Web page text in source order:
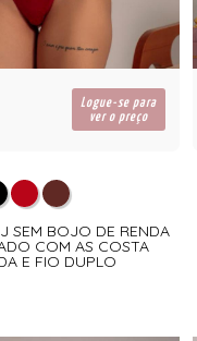
Logue-se para
ver o preço
SEM BOJO DE RENDA
COM AS COSTA
E FIO DUPLO